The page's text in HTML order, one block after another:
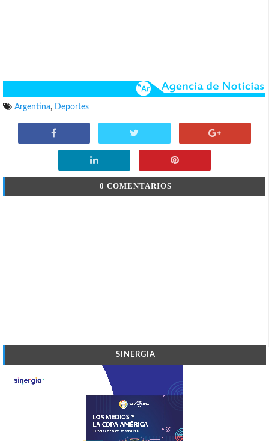
Argentina, Deportes
0 COMENTARIOS
SINERGIA